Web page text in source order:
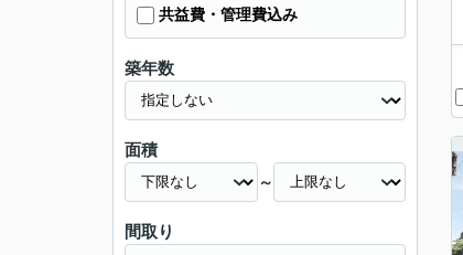
共益費・管理費込み
築年数
面積
～
間取り